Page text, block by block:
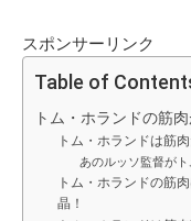
スポンサーリンク
Table of
トム・ホランドの筋
トム・ホランドは筋
あのルッソ監督が
トム・ホランドの筋
晶！